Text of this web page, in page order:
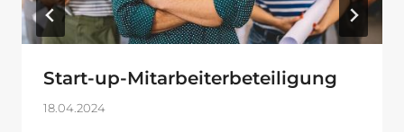
Start-up-Mitarbeiterbeteiligung
18.04.2024